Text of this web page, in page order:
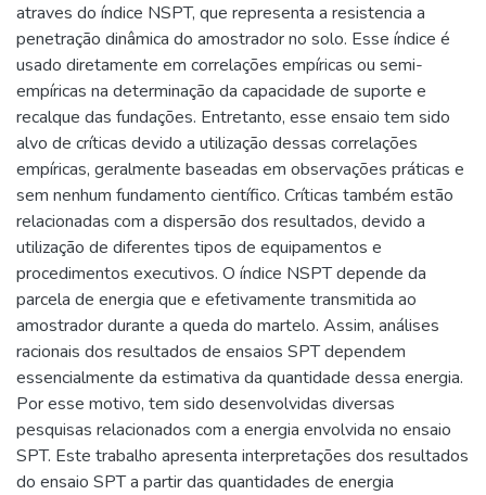
atraves do índice NSPT, que representa a resistencia a
penetração dinâmica do amostrador no solo. Esse índice é
usado diretamente em correlações empíricas ou semi-
empíricas na determinação da capacidade de suporte e
recalque das fundações. Entretanto, esse ensaio tem sido
alvo de críticas devido a utilização dessas correlações
empíricas, geralmente baseadas em observações práticas e
sem nenhum fundamento científico. Críticas também estão
relacionadas com a dispersão dos resultados, devido a
utilização de diferentes tipos de equipamentos e
procedimentos executivos. O índice NSPT depende da
parcela de energia que e efetivamente transmitida ao
amostrador durante a queda do martelo. Assim, análises
racionais dos resultados de ensaios SPT dependem
essencialmente da estimativa da quantidade dessa energia.
Por esse motivo, tem sido desenvolvidas diversas
pesquisas relacionados com a energia envolvida no ensaio
SPT. Este trabalho apresenta interpretações dos resultados
do ensaio SPT a partir das quantidades de energia